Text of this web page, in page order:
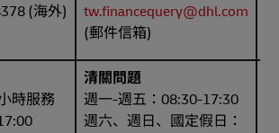
(海外)
tw.financequery@dhl.com
(郵件信箱)
時服務
清關問題
週一-週五：08:30-17:30
週六、週日、國定假日：